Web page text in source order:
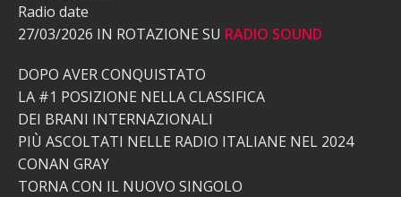
Radio date
27/03/2026 IN ROTAZIONE SU RADIO SOUND
DOPO AVER CONQUISTATO
LA #1 POSIZIONE NELLA CLASSIFICA
DEI BRANI INTERNAZIONALI
PIÙ ASCOLTATI NELLE RADIO ITALIANE NEL 2024
CONAN GRAY
TORNA CON IL NUOVO SINGOLO